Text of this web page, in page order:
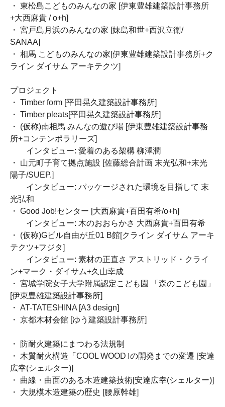
・ 東松島こどものみんなの家 [伊東豊雄建築設計事務所
+大西麻貴 / o+h]
・ 宮戸島月浜のみんなの家 [妹島和世+西沢立衛/
SANAA]
・ 相馬 こどものみんなの家[伊東豊雄建築設計事務所+ク
ライン ダイサム アーキテクツ]
プロジェクト
・ Timber form [平田晃久建築設計事務所]
・ Timber pleats[平田晃久建築設計事務所]
・ (仮称)南相馬 みんなの遊び場 [伊東豊雄建築設計事務
所+コンテンポラリーズ]
インタビュー: 愛着のある架構 柳澤潤
・ 山元町子育て拠点施設 [佐藤総合計画 末光弘和+末光
陽子/SUEP.]
インタビュー: パッケージされた環境を目指して 末
光弘和
・ Good Job!センター [大西麻貴+百田有希/o+h]
インタビュー: 木のおおらかさ 大西麻貴+百田有希
・ (仮称)Gビル自由が丘01 B館[クライン ダイサム アーキ
テクツ+フジタ]
インタビュー: 素材の正直さ アストリッド・クライ
ン+マーク・ダイサム+久山幸成
・ 宮城学院女子大学附属認定こども園 「森のこども園」
[伊東豊雄建築設計事務所]
・ AT-TATESHINA [A3 design]
・ 京都木材会館 [ゆう建築設計事務所]
・ 防耐火建築にまつわる法規制
・ 木質耐火構造「COOL WOOD｣の開発までの変遷 [安達
広幸(シェルター)]
・ 曲線・曲面のある木造建築技術[安達広幸(シェルター)]
・ 大規模木造建築の歴史 [腰原幹雄]